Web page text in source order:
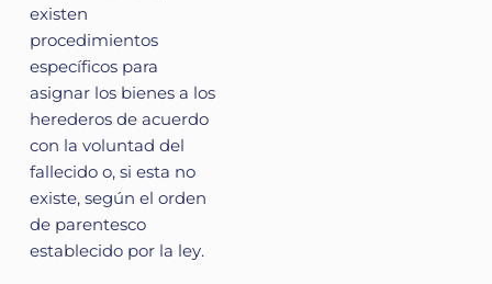
existen
procedimientos
específicos para
asignar los bienes a los
herederos de acuerdo
con la voluntad del
fallecido o, si esta no
existe, según el orden
de parentesco
establecido por la ley.